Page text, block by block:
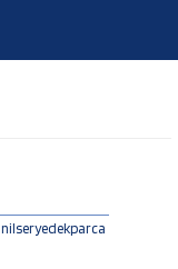
nilseryedekparca